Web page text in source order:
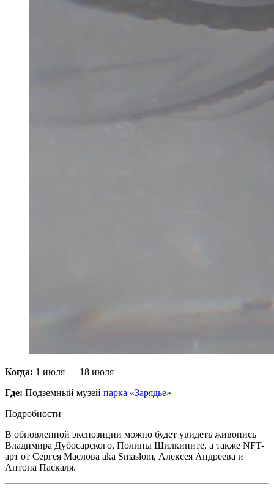
Когда: 1 июля — 18 июля
Где: Подземный музей парка «Зарядье»
Подробности
В обновленной экспозиции можно будет увидеть живопись
Владимира Дубосарского, Полины Шилкините, а также NFT-
арт от Сергея Маслова aka Smaslom, Алексея Андреева и
Антона Паскаля.